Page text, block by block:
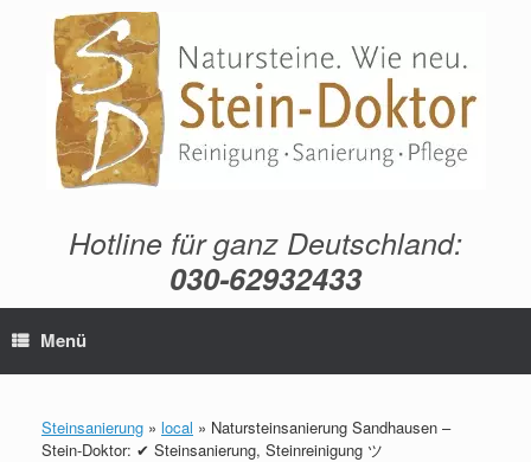
springen
Hotline für ganz Deutschland:
030-62932433
Menü
Steinsanierung » local » Natursteinsanierung Sandhausen –
Stein-Doktor: ✔ Steinsanierung, Steinreinigung ツ